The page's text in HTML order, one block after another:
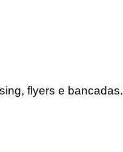
flyers e bancadas.